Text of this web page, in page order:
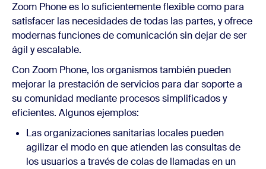
Zoom Phone es lo suficientemente flexible como para
satisfacer las necesidades de todas las partes, y ofrece
modernas funciones de comunicación sin dejar de ser
ágil y escalable.
Con Zoom Phone, los organismos también pueden
mejorar la prestación de servicios para dar soporte a
su comunidad mediante procesos simplificados y
eficientes. Algunos ejemplos:
Las organizaciones sanitarias locales pueden
agilizar el modo en que atienden las consultas de
los usuarios a través de colas de llamadas en un